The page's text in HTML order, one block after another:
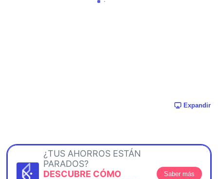
Expandir
¿TUS AHORROS ESTÁN
PARADOS?
DESCUBRE CÓMO
Saber más